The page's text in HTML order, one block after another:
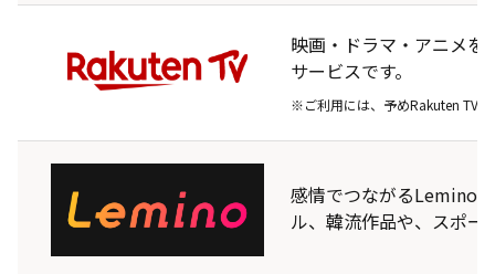
映画・ドラマ・アニメを
サービスです。
※ご利用には、予めRakuten TV
感情でつながるLemino
ル、韓流作品や、スポー